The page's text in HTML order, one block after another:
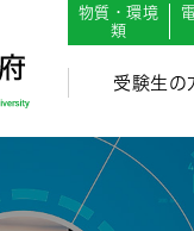
物質・環境
類
受験生の